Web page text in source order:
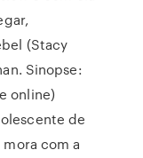
(Stacy
Sinopse:
online)
de
com a